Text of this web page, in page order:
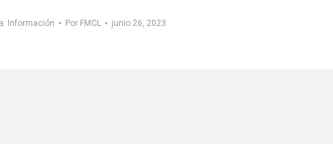
Información Por FMCL junio 26, 2023